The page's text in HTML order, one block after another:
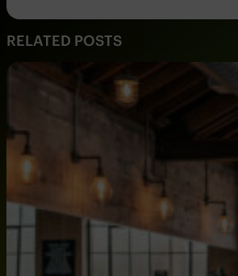
RELATED POSTS